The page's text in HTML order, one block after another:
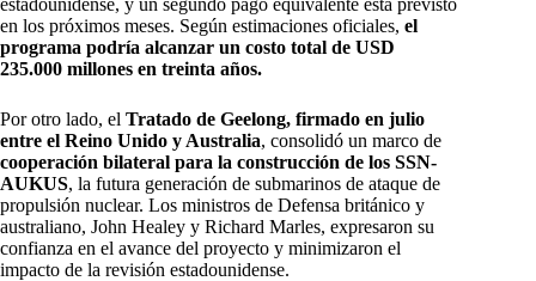
en los próximos meses. Según estimaciones oficiales, el
programa podría alcanzar un costo total de USD
235.000 millones en treinta años.
Por otro lado, el Tratado de Geelong, firmado en julio
entre el Reino Unido y Australia, consolidó un marco de
cooperación bilateral para la construcción de los SSN-
AUKUS, la futura generación de submarinos de ataque de
propulsión nuclear. Los ministros de Defensa británico y
australiano, John Healey y Richard Marles, expresaron su
confianza en el avance del proyecto y minimizaron el
impacto de la revisión estadounidense.